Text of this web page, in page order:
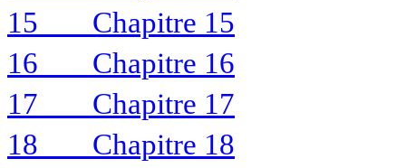
15
Chapitre 15
16
Chapitre 16
17
Chapitre 17
18
Chapitre 18